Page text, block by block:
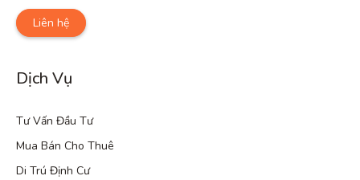
Liên hệ
Dịch Vụ
Tư Vấn Đầu Tư
Mua Bán Cho Thuê
Di Trú Định Cư